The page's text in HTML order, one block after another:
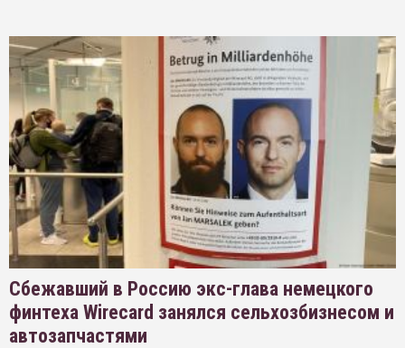
Сбежавший в Россию экс-глава немецкого
финтеха Wirecard занялся сельхозбизнесом и
автозапчастями